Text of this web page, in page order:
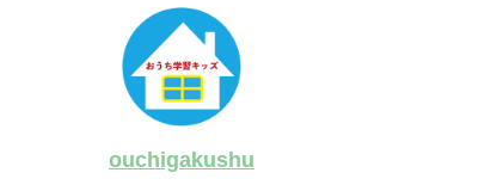
ouchigakushu